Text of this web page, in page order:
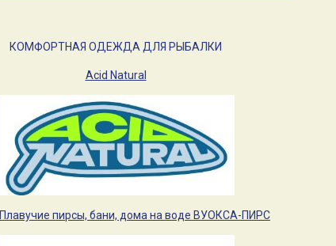
КОМФОРТНАЯ ОДЕЖДА ДЛЯ РЫБАЛКИ
Acid Natural
Плавучие пирсы, бани, дома на воде ВУОКСА-ПИРС